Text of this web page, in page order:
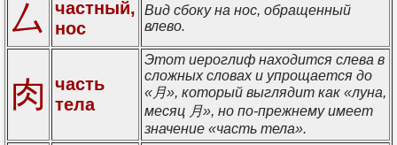
厶
частный,
нос
Вид сбоку на нос, обращенный
влево.
肉
часть
тела
Этот иероглиф находится слева в
сложных словах и упрощается до
«月», который выглядит как «луна,
месяц 月», но по-прежнему имеет
значение «часть тела».